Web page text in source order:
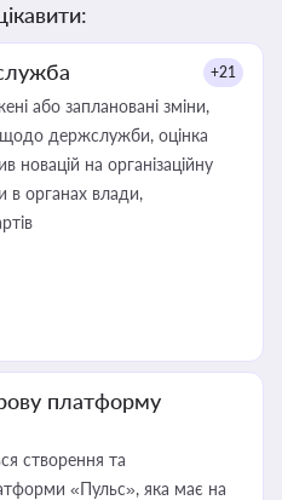
+21
або заплановані зміни,
щодо держслужби, оцінка
новацій на організаційну
в органах влади,
платформу
створення та
«Пульс», яка має на